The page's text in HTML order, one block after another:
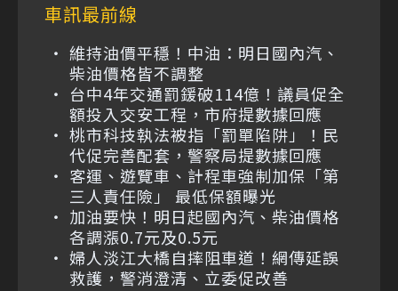
車訊最前線
維持油價平穩！中油：明日國內汽、
柴油價格皆不調整
台中4年交通罰鍰破114億！議員促全
額投入交安工程，市府提數據回應
桃市科技執法被指「罰單陷阱」！民
代促完善配套，警察局提數據回應
客運、遊覽車、計程車強制加保「第
三人責任險」 最低保額曝光
加油要快！明日起國內汽、柴油價格
各調漲0.7元及0.5元
婦人淡江大橋自摔阻車道！網傳延誤
救護，警消澄清、立委促改善